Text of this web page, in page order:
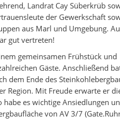
Landrat Cay Süberkrüb
der Gewerkschaft
aus Marl und Umgebung.
gut vertreten!
gemeinsamen Frühstück und
Gäste. Anschließend
dem Ende des
Region. Mit Freude erwarte er
es wichtige Ansiedlungen
von AV 3/7